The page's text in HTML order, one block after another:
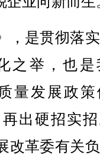
是贯彻落
之举，也是
量发展政
出硬招实
改革委有关